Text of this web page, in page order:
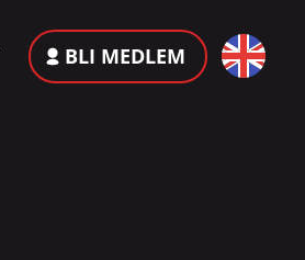
BLI MEDLEM